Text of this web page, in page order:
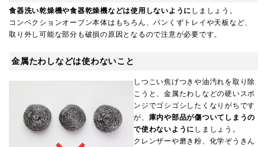
食器洗い乾燥機や食器乾燥機などは使用しないように しましょう。
コンベクションオーブン本体はもちろん、パンくずトレイや天板など、
取り外し可能な部分も破損の原因となるので注意が必要です。
金属たわしなどは使わないこと
しつこい焦げつきや油汚れを取り除
こうと、金属たわしなどの硬いスポ
ンジでゴシゴシしたくなりがちです
が、
庫内や部品が傷ついてしまうの
で使わないように しましょう。
クレンザーや磨き粉、化学ぞうきん